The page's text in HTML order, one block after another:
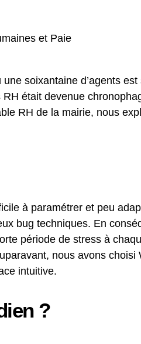
et Paie
soixantaine d’agents est
était devenue
RH de la mairie, nous
à paramétrer et peu
bug techniques. En
période de stress à
nous avons choisi
intuitive.
?